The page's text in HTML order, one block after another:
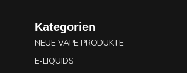
Kategorien
NEUE VAPE PRODUKTE
E-LIQUIDS